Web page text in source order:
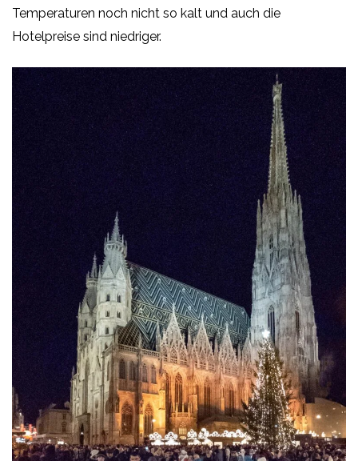
Temperaturen noch nicht so kalt und auch die
Hotelpreise sind niedriger.